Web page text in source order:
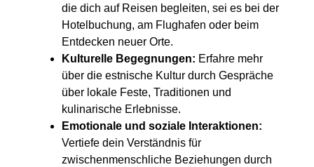
die dich auf Reisen begleiten, sei es bei der
Hotelbuchung, am Flughafen oder beim
Entdecken neuer Orte.
Kulturelle Begegnungen: Erfahre mehr
über die estnische Kultur durch Gespräche
über lokale Feste, Traditionen und
kulinarische Erlebnisse.
Emotionale und soziale Interaktionen:
Vertiefe dein Verständnis für
zwischenmenschliche Beziehungen durch